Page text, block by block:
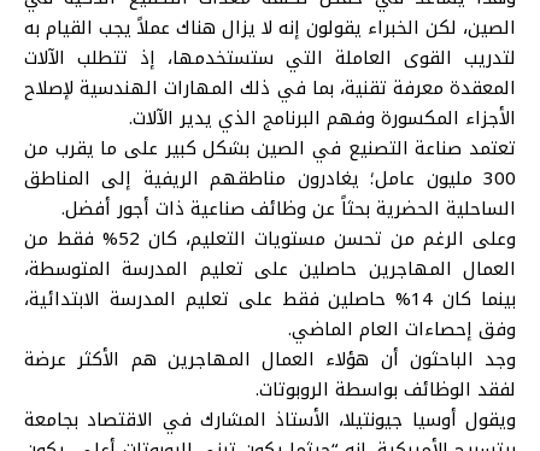
الصين، لكن الخبراء يقولون إنه لا يزال هناك عملاً يجب القيام به
لتدريب القوى العاملة التي ستستخدمها، إذ تتطلب الآلات
المعقدة معرفة تقنية، بما في ذلك المهارات الهندسية لإصلاح
الأجزاء المكسورة وفهم البرنامج الذي يدير الآلات.
تعتمد صناعة التصنيع في الصين بشكل كبير على ما يقرب من
300 مليون عامل؛ يغادرون مناطقهم الريفية إلى المناطق
الساحلية الحضرية بحثاً عن وظائف صناعية ذات أجور أفضل.
وعلى الرغم من تحسن مستويات التعليم، كان 52% فقط من
العمال المهاجرين حاصلين على تعليم المدرسة المتوسطة،
بينما كان 14% حاصلين فقط على تعليم المدرسة الابتدائية،
وفق إحصاءات العام الماضي.
وجد الباحثون أن هؤلاء العمال المهاجرين هم الأكثر عرضة
لفقد الوظائف بواسطة الروبوتات.
ويقول أوسيا جيونتيلا، الأستاذ المشارك في الاقتصاد بجامعة